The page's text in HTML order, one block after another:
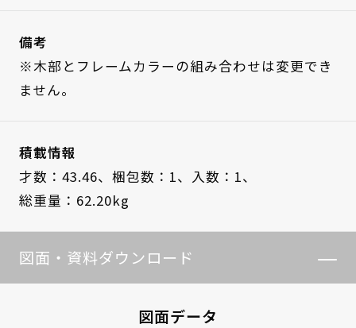
備考
※木部とフレームカラーの組み合わせは変更でき
ません。
積載情報
才数：43.46、 梱包数：1、 入数：1、
総重量：62.20kg
図面・資料ダウンロード
図面データ